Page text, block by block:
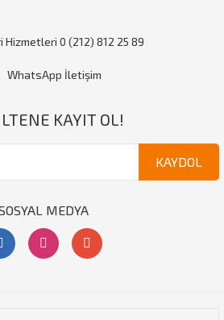
Hizmetleri 0 (212) 812 25 89
WhatsApp İletişim
KAYIT OL!
KAYDOL
MEDYA